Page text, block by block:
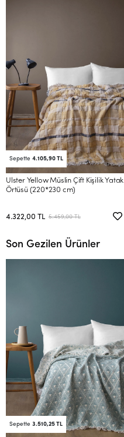
Sepette 4.105,90 TL
Ulster Yellow Müslin Çift Kişilik Yatak
Örtüsü (220*230 cm)
4.322,00 TL 5.459,00 TL
Son Gezilen Ürünler
Sepette 3.510,25 TL